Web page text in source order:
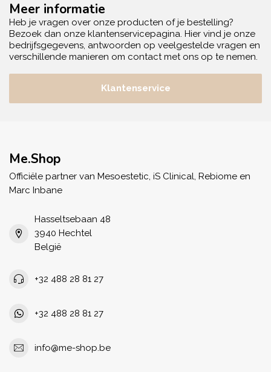
Meer informatie
Heb je vragen over onze producten of je bestelling?
Bezoek dan onze klantenservicepagina. Hier vind je onze
bedrijfsgegevens, antwoorden op veelgestelde vragen en
verschillende manieren om contact met ons op te nemen.
Klantenservice
Me.Shop
Officiële partner van Mesoestetic, iS Clinical, Rebiome en
Marc Inbane
Hasseltsebaan 48
3940 Hechtel
België
+32 488 28 81 27
+32 488 28 81 27
info@me-shop.be